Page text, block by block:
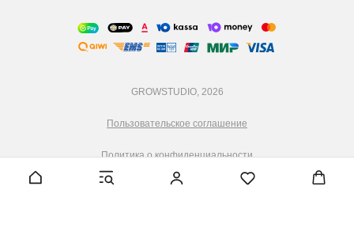
GROWSTUDIO, 2026
Пользовательское соглашение
Политика о конфиденциальности